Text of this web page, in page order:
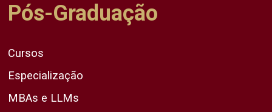
Pós-Graduação
Cursos
Especialização
MBAs e LLMs